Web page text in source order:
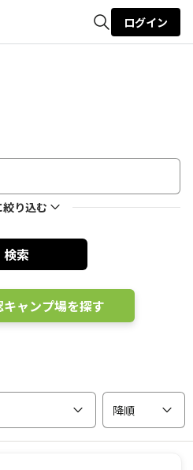
ログイン
絞り込む
検索
ャンプ場を探す
降順